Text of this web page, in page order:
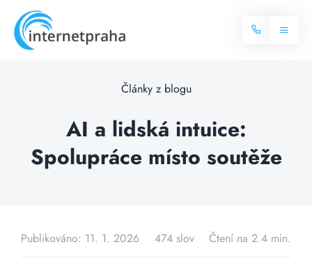
content
Toggle
Balíčky internetu
Televize
Blog
Články z blogu
AI a lidská intuice:
Spolupráce místo soutěže
Publikováno: 11. 1. 2026 474 slov Čtení na 2.4 min.